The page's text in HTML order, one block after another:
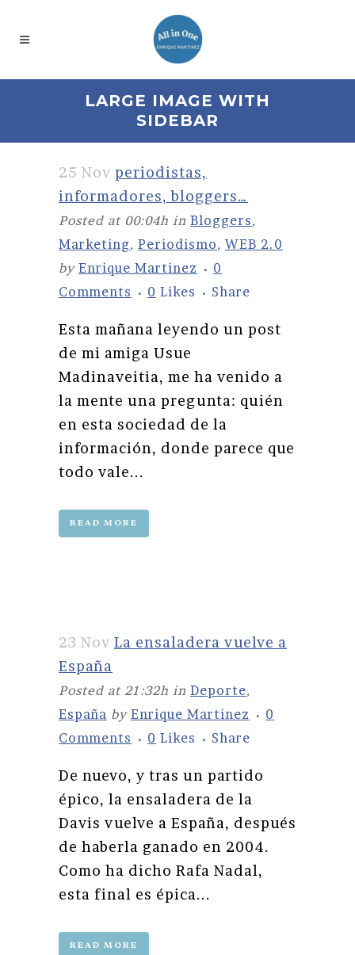
LARGE IMAGE WITH
SIDEBAR
25 Nov periodistas,
informadores, bloggers…
Posted at 00:04h in Bloggers,
Marketing, Periodismo, WEB 2.0
by Enrique Martinez
0
Comments
0 Likes Share
Esta mañana leyendo un post
de mi amiga Usue
Madinaveitia, me ha venido a
la mente una pregunta: quién
en esta sociedad de la
información, donde parece que
todo vale...
READ MORE
23 Nov La ensaladera vuelve a
España
Posted at 21:32h in Deporte,
España by Enrique Martinez
0
Comments
0 Likes Share
De nuevo, y tras un partido
épico, la ensaladera de la
Davis vuelve a España, después
de haberla ganado en 2004.
Como ha dicho Rafa Nadal,
esta final es épica...
READ MORE